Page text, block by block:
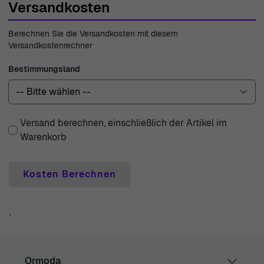
Qualität unserer Kollektion unterstreicht. Unser
Kundensupport zur Verfügung. Verlassen Sie sich auf die
um Ihnen exklusive Uhren und Schmuck von höchstem
Standard anzubieten.
Versandkosten
Berechnen Sie die Versandkosten mit diesem
Versandkostenrechner
Bestimmungsland
Versand berechnen, einschließlich der Artikel im
Warenkorb
Kosten Berechnen
`
Ormoda